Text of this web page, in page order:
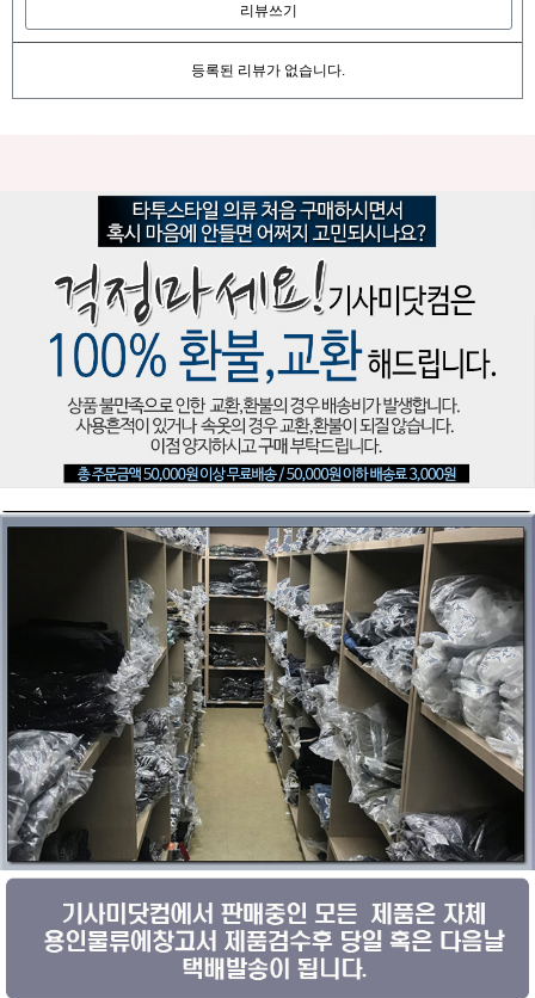
리뷰쓰기
등록된 리뷰가 없습니다.